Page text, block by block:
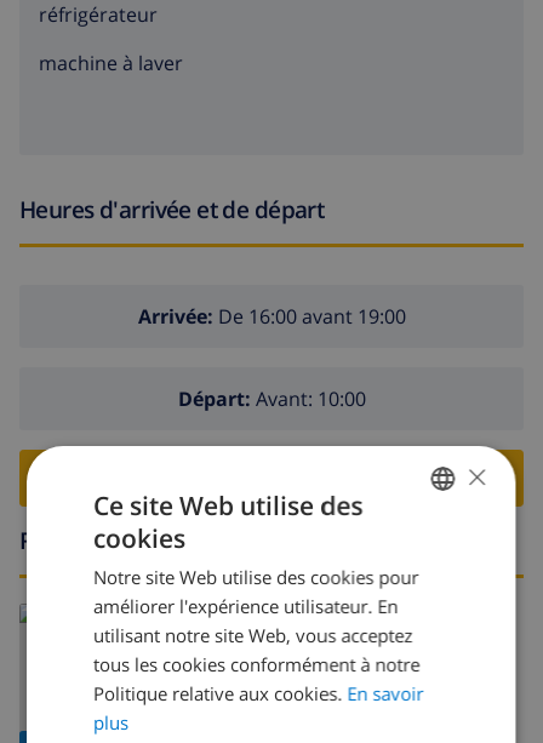
réfrigérateur
machine à laver
Heures d'arrivée et de départ
Arrivée: De 16:00 avant 19:00
Départ: Avant: 10:00
Région
DUTCH
SPANISH
GERMAN
×
Ce site Web utilise des
cookies
Notre site Web utilise des cookies pour
améliorer l'expérience utilisateur. En
utilisant notre site Web, vous acceptez
tous les cookies conformément à notre
Politique relative aux cookies. En savoir
plus